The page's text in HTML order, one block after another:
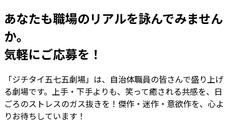
あなたも職場のリアルを詠んでみません
か。
気軽にご応募を！
「ジチタイ五七五劇場」は、自治体職員の皆さんで盛り上げ
る劇場です。上手・下手よりも、笑って癒される共感を、日
ごろのストレスのガス抜きを！傑作・迷作・意欲作を、心よ
りお待ちしています！